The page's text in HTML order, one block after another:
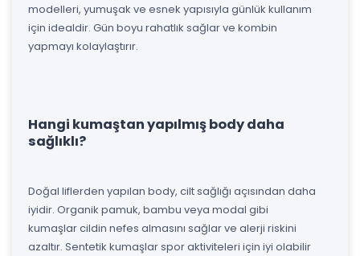
modelleri, yumuşak ve esnek yapısıyla günlük kullanım
için idealdir. Gün boyu rahatlık sağlar ve kombin
yapmayı kolaylaştırır.
Hangi kumaştan yapılmış body daha
sağlıklı?
Doğal liflerden yapılan body, cilt sağlığı açısından daha
iyidir. Organik pamuk, bambu veya modal gibi
kumaşlar cildin nefes almasını sağlar ve alerji riskini
azaltır. Sentetik kumaşlar spor aktiviteleri için iyi olabilir